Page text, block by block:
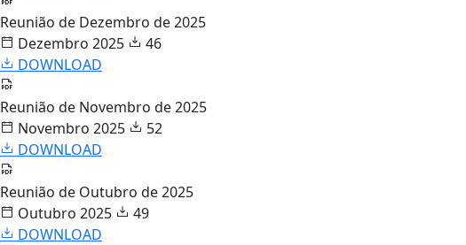
Reunião de Dezembro de 2025
Dezembro 2025
46
DOWNLOAD
Reunião de Novembro de 2025
Novembro 2025
52
DOWNLOAD
Reunião de Outubro de 2025
Outubro 2025
49
DOWNLOAD